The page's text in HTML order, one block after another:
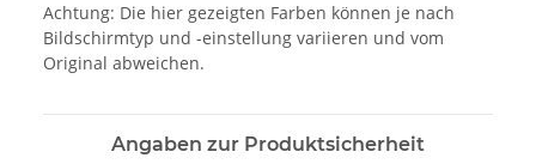
Achtung: Die hier gezeigten Farben können je nach
Bildschirmtyp und -einstellung variieren und vom
Original abweichen.
Angaben zur Produktsicherheit